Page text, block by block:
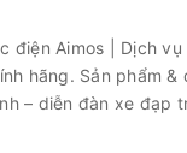
điện Aimos | Dịch vụ
hãng. Sản phẩm &
– diễn đàn xe đạp